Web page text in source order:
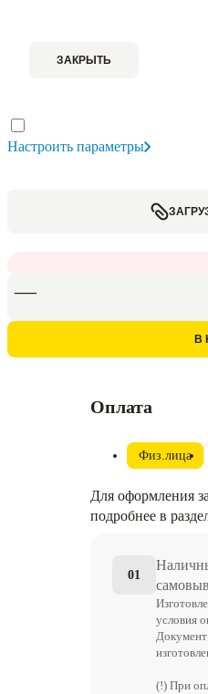
ЗАКРЫТЬ
Настроить параметры
В
Оплата
Физ.лица
Для оформления
подробнее в
01
условия
Документ
(!) При